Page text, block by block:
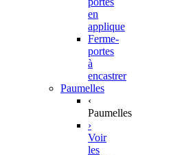
en
applique
Ferme-
portes
à
encastrer
Paumelles
‹
Paumelles
›
Voir
les